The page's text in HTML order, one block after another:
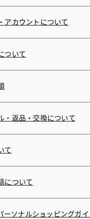
アカウントについて
ついて
・返品・交換について
て
について
ーソナルショッピングガイ